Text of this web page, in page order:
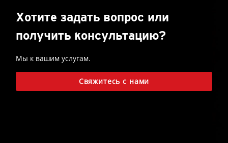
Хотите задать вопрос или
получить консультацию?
Мы к вашим услугам.
Свяжитесь с нами